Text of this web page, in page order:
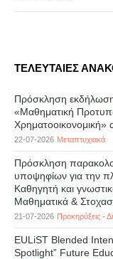
ΤΕΛΕΥΤΑΙΕΣ
Πρόσκληση
«Μαθηματική
Χρηματοοικονομική»
22-07-2026 Μεταπτυχιακά
Πρόσκληση
υποψηφίων για την
Καθηγητή και
Μαθηματικά &
21-07-2026 Προκηρύξεις -
EULiST Blended
Spotlight” Future